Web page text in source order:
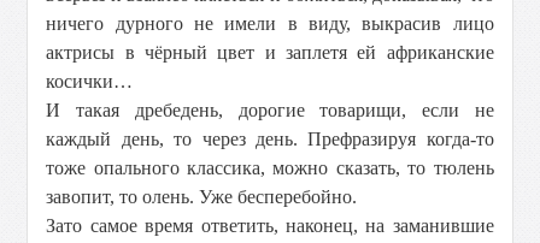
ничего дурного не имели в виду, выкрасив лицо
актрисы в чёрный цвет и заплетя ей африканские
косички…
И такая дребедень, дорогие товарищи, если не
каждый день, то через день. Префразируя когда-то
тоже опального классика, можно сказать, то тюлень
завопит, то олень. Уже бесперебойно.
Зато самое время ответить, наконец, на заманившие